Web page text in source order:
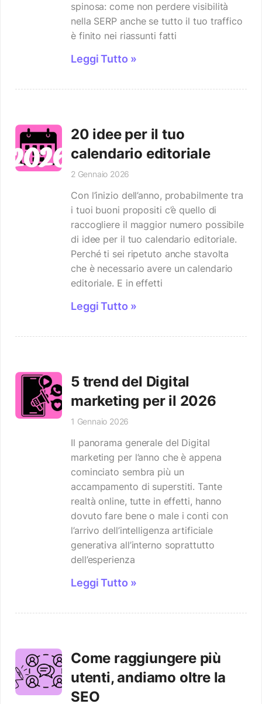
spinosa: come non perdere visibilità
nella SERP anche se tutto il tuo traffico
è finito nei riassunti fatti
Leggi Tutto »
20 idee per il tuo
calendario editoriale
2 Gennaio 2026
Con l’inizio dell’anno, probabilmente tra
i tuoi buoni propositi c’è quello di
raccogliere il maggior numero possibile
di idee per il tuo calendario editoriale.
Perché ti sei ripetuto anche stavolta
che è necessario avere un calendario
editoriale. E in effetti
Leggi Tutto »
5 trend del Digital
marketing per il 2026
1 Gennaio 2026
Il panorama generale del Digital
marketing per l’anno che è appena
cominciato sembra più un
accampamento di superstiti. Tante
realtà online, tutte in effetti, hanno
dovuto fare bene o male i conti con
l’arrivo dell’intelligenza artificiale
generativa all’interno soprattutto
dell’esperienza
Leggi Tutto »
Come raggiungere più
utenti, andiamo oltre la
SEO